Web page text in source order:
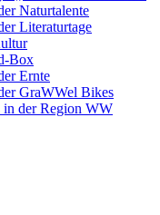
Naturtalente
Literaturtage
Box
Ernte
GraWWel Bikes
in der Region WW